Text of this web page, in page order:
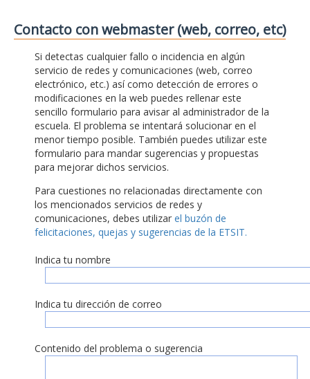
Contacto con webmaster (web, correo, etc)
Si detectas cualquier fallo o incidencia en algún
servicio de redes y comunicaciones (web, correo
electrónico, etc.) así como detección de errores o
modificaciones en la web puedes rellenar este
sencillo formulario para avisar al administrador de la
escuela. El problema se intentará solucionar en el
menor tiempo posible. También puedes utilizar este
formulario para mandar sugerencias y propuestas
para mejorar dichos servicios.
Para cuestiones no relacionadas directamente con
los mencionados servicios de redes y
comunicaciones, debes utilizar el buzón de
felicitaciones, quejas y sugerencias de la ETSIT.
Indica tu nombre
Indica tu dirección de correo
Contenido del problema o sugerencia